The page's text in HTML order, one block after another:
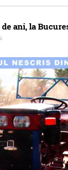
001
ani, la